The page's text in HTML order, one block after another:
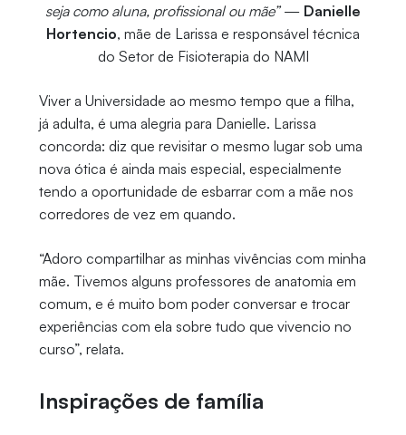
seja como aluna, profissional ou mãe”— Danielle
Hortencio, mãe de Larissa e responsável técnica
do Setor de Fisioterapia do NAMI
Viver a Universidade ao mesmo tempo que a filha,
já adulta, é uma alegria para Danielle. Larissa
concorda: diz que revisitar o mesmo lugar sob uma
nova ótica é ainda mais especial, especialmente
tendo a oportunidade de esbarrar com a mãe nos
corredores de vez em quando.
“Adoro compartilhar as minhas vivências com minha
mãe. Tivemos alguns professores de anatomia em
comum, e é muito bom poder conversar e trocar
experiências com ela sobre tudo que vivencio no
curso”, relata.
Inspirações de família